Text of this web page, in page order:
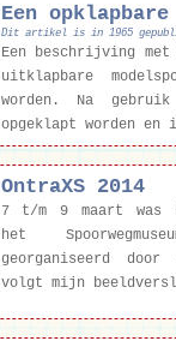
Een
Dit artikel is in 1965
Een beschrijving met
uitklapbare
worden. Na
opgeklapt worden
OntraXS 2014
7 t/m 9 maart was
het
georganiseerd
volgt mijn